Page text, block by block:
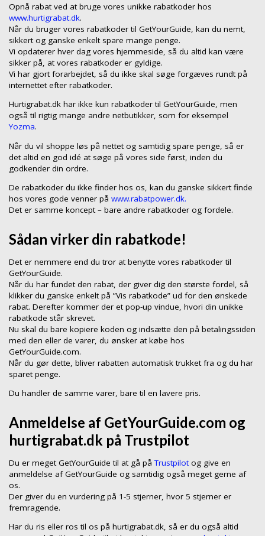
Opnå rabat ved at bruge vores unikke rabatkoder hos
www.hurtigrabat.dk.
Når du bruger vores rabatkoder til GetYourGuide, kan du nemt,
sikkert og ganske enkelt spare mange penge.
Vi opdaterer hver dag vores hjemmeside, så du altid kan være
sikker på, at vores rabatkoder er gyldige.
Vi har gjort forarbejdet, så du ikke skal søge forgæves rundt på
internettet efter rabatkoder.
Hurtigrabat.dk har ikke kun rabatkoder til GetYourGuide, men
også til rigtig mange andre netbutikker, som for eksempel
Yozma.
Når du vil shoppe løs på nettet og samtidig spare penge, så er
det altid en god idé at søge på vores side først, inden du
godkender din ordre.
De rabatkoder du ikke finder hos os, kan du ganske sikkert finde
hos vores gode venner på www.rabatpower.dk.
Det er samme koncept – bare andre rabatkoder og fordele.
Sådan virker din rabatkode!
Det er nemmere end du tror at benytte vores rabatkoder til
GetYourGuide.
Når du har fundet den rabat, der giver dig den største fordel, så
klikker du ganske enkelt på ”Vis rabatkode” ud for den ønskede
rabat. Derefter kommer der et pop-up vindue, hvori din unikke
rabatkode står skrevet.
Nu skal du bare kopiere koden og indsætte den på betalingssiden
med den eller de varer, du ønsker at købe hos
GetYourGuide.com.
Når du gør dette, bliver rabatten automatisk trukket fra og du har
sparet penge.
Du handler de samme varer, bare til en lavere pris.
Anmeldelse af GetYourGuide.com og
hurtigrabat.dk på Trustpilot
Du er meget GetYourGuide til at gå påTrustpilotog give en
anmeldelse af GetYourGuide og samtidig også meget gerne af
os.
Der giver du en vurdering på 1-5 stjerner, hvor 5 stjerner er
fremragende.
Har du ris eller ros til os på hurtigrabat.dk, så er du også altid